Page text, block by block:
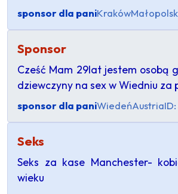
sponsor dla paniKraków
Sponsor
Cześć Mam 29lat jestem osobą
dziewczyny na sex w Wiedniu za
sponsor dla paniWiedeńAustria
Seks
Seks za kase Manchester-
wieku